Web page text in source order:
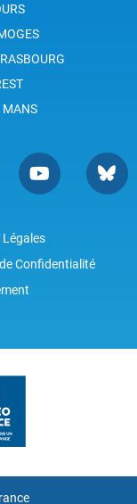
MANS
Confidentialité